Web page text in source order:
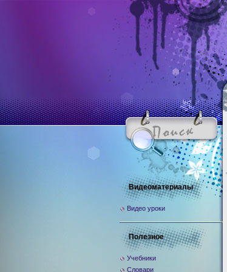
Видеоматериалы
Видео уроки
Полезное
Учебники
Словари